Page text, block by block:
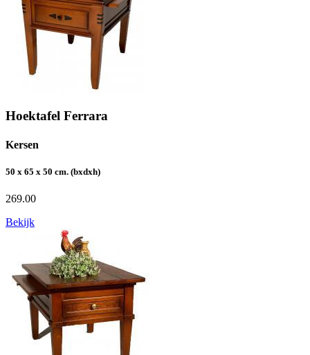
Hoektafel Ferrara
Kersen
50 x 65 x 50 cm. (bxdxh)
269.00
Bekijk